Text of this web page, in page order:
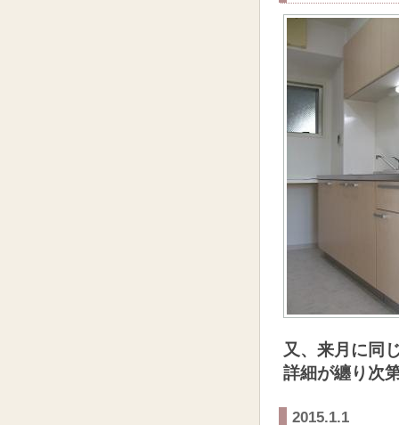
又、来月に同
詳細が纏り次
2015.1.1